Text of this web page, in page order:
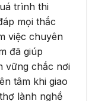
trình thi
mọi thắc
việc chuyên
đã giúp
vững chắc nơi
tâm khi giao
lành nghề